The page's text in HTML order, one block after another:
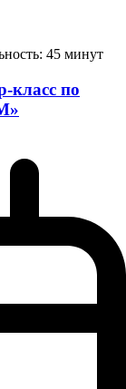
45 минут
класс по